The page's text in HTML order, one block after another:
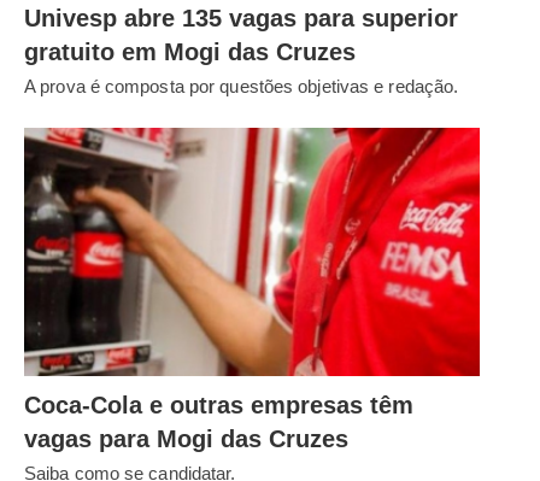
Univesp abre 135 vagas para superior
gratuito em Mogi das Cruzes
A prova é composta por questões objetivas e redação.
Coca-Cola e outras empresas têm
vagas para Mogi das Cruzes
Saiba como se candidatar.